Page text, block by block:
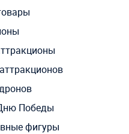
Победы
фигуры